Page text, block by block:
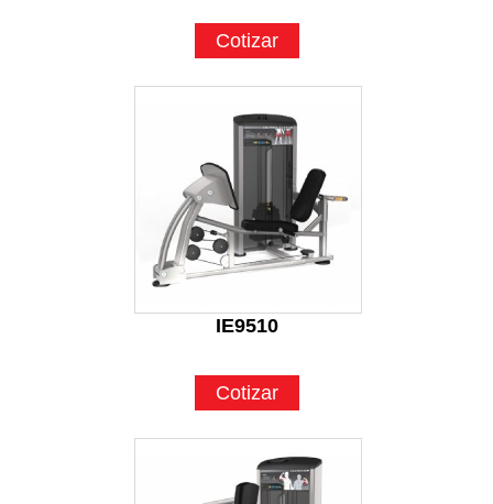
Cotizar
IE9510
Cotizar